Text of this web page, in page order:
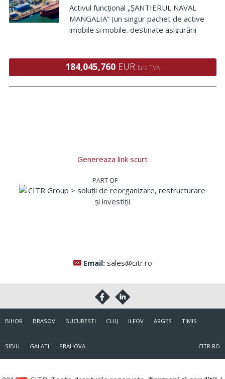
Activul funcțional „ȘANTIERUL NAVAL
MANGALIA” (un singur pachet de active
imobile și mobile, destinate asigurării
Activul funcțional este rep
184,045,760 EUR fara TVA
Genereaza link scurt
Email: sales@citr.ro
BIHOR BRASOV BUCURESTI CLUJ ILFOV ARGES TIMIS
SIBIU GALATI PRAHOVA CITR.RO